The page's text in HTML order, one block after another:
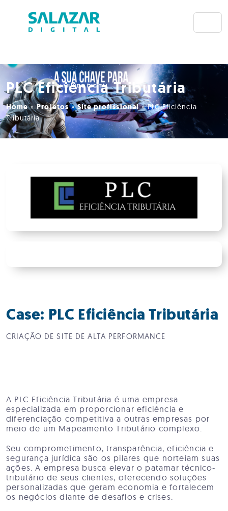
PLC Eficiência Tributária
Home»Projetos»Site profissional»PLC Eficiência
Tributária
Case: PLC Eficiência Tributária
CRIAÇÃO DE SITE DE ALTA PERFORMANCE
A PLC Eficiência Tributária é uma empresa
especializada em proporcionar eficiência e
diferenciação competitiva a outras empresas por
meio de um Mapeamento Tributário complexo.
Seu comprometimento, transparência, eficiência e
segurança jurídica são os pilares que norteiam suas
ações. A empresa busca elevar o patamar técnico-
tributário de seus clientes, oferecendo soluções
personalizadas que geram economia e fortalecem
os negócios diante de desafios e crises.